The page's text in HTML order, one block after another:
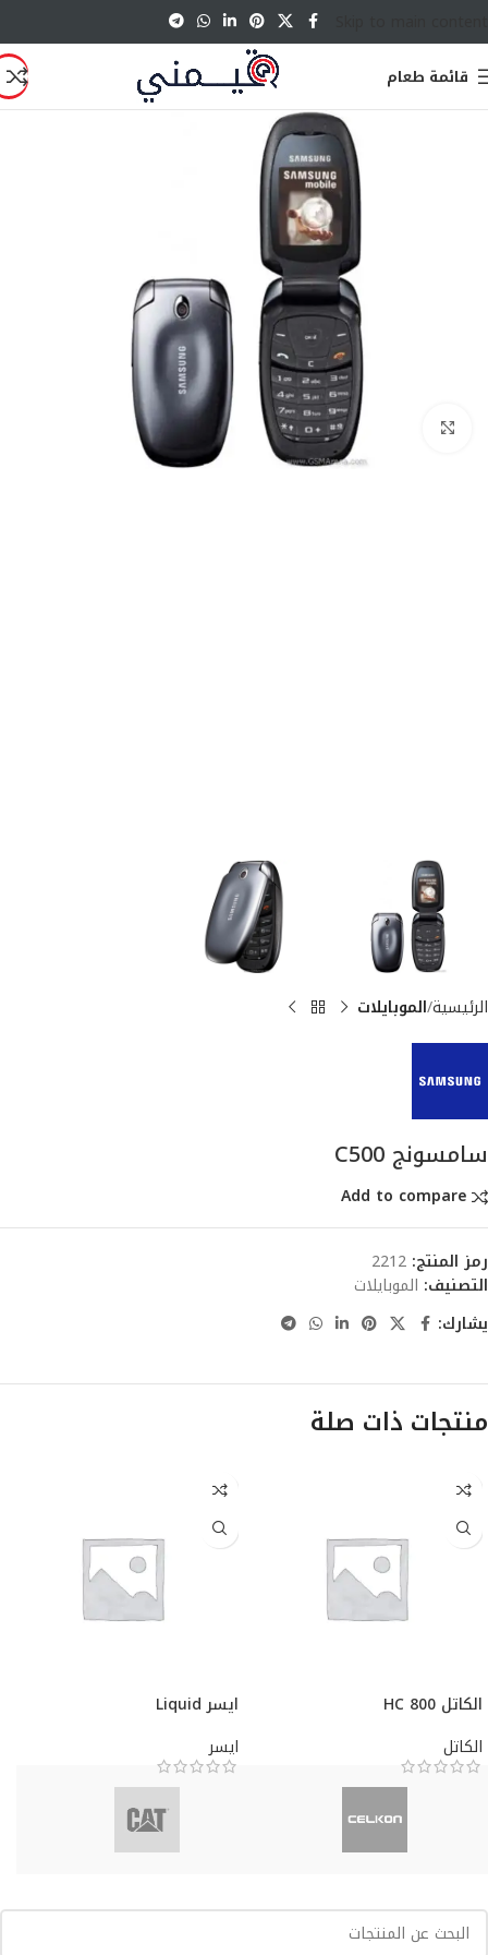
قائمة طعام
انقر للتكبير
الرئيسية الموبايلات
سامسونج C500
Add to compare
رمز المنتج: 2212
التصنيف: الموبايلات
يشارك:
منتجات ذات صلة
الكاتل HC 800
الكاتل
ايسر Liquid
ايسر